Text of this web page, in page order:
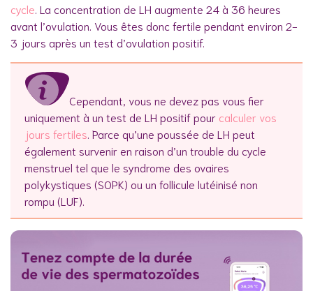
cycle . La concentration de LH augmente 24 à 36 heures
avant l’ovulation. Vous êtes donc fertile pendant environ 2-
3 jours après un test d’ovulation positif.
Cependant, vous ne devez pas vous fier
uniquement à un test de LH positif pour calculer vos
jours fertiles . Parce qu’une poussée de LH peut
également survenir en raison d’un trouble du cycle
menstruel tel que le syndrome des ovaires
polykystiques (SOPK) ou un follicule lutéinisé non
rompu (LUF).